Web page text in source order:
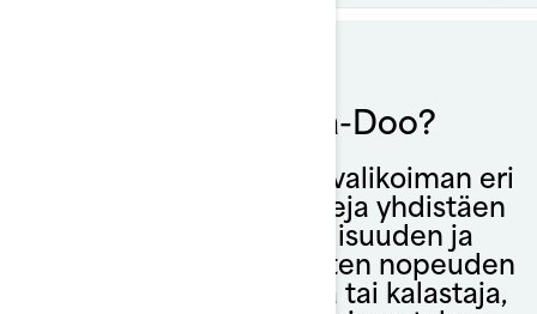
Miksi valita Sea-Doo?
Sea-Doo tarjoaa laajan valikoiman eri
tarpeita vastaavia malleja yhdistäen
suorituskyvyn, turvallisuuden ja
mukavuuden. Olitpa sitten nopeuden
ystävä, perheharrastaja tai kalastaja,